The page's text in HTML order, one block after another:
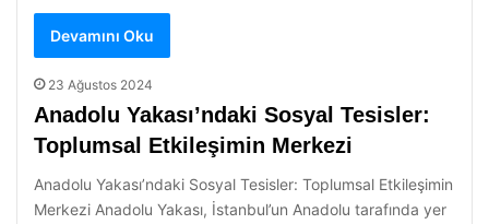
Devamını Oku
23 Ağustos 2024
Anadolu Yakası’ndaki Sosyal Tesisler:
Toplumsal Etkileşimin Merkezi
Anadolu Yakası’ndaki Sosyal Tesisler: Toplumsal Etkileşimin
Merkezi Anadolu Yakası, İstanbul’un Anadolu tarafında yer